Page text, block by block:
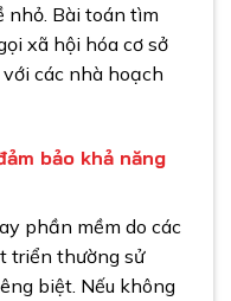
nhỏ. Bài toán tìm
xã hội hóa cơ sở
các nhà hoạch
bảo khả năng
phần mềm do các
triển thường sử
biệt. Nếu không